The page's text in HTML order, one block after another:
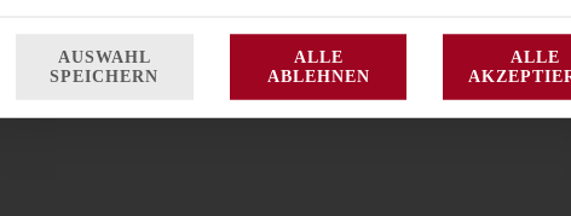
AUSWAHL
SPEICHERN
ALLE
ABLEHNEN
ALLE